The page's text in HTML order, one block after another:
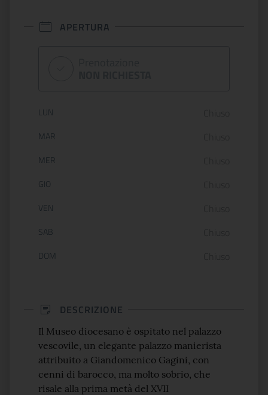
APERTURA
Orario di apertura:
LUN
MAR
MER
GIO
VEN
SAB
DOM
DESCRIZIONE
Il Museo diocesano è ospitato nel palazzo
vescovile, un elegante palazzo manierista
attribuito a Giandomenico Gagini, con
cenni di barocco, ma molto sobrio, che
risale alla prima metà del XVII